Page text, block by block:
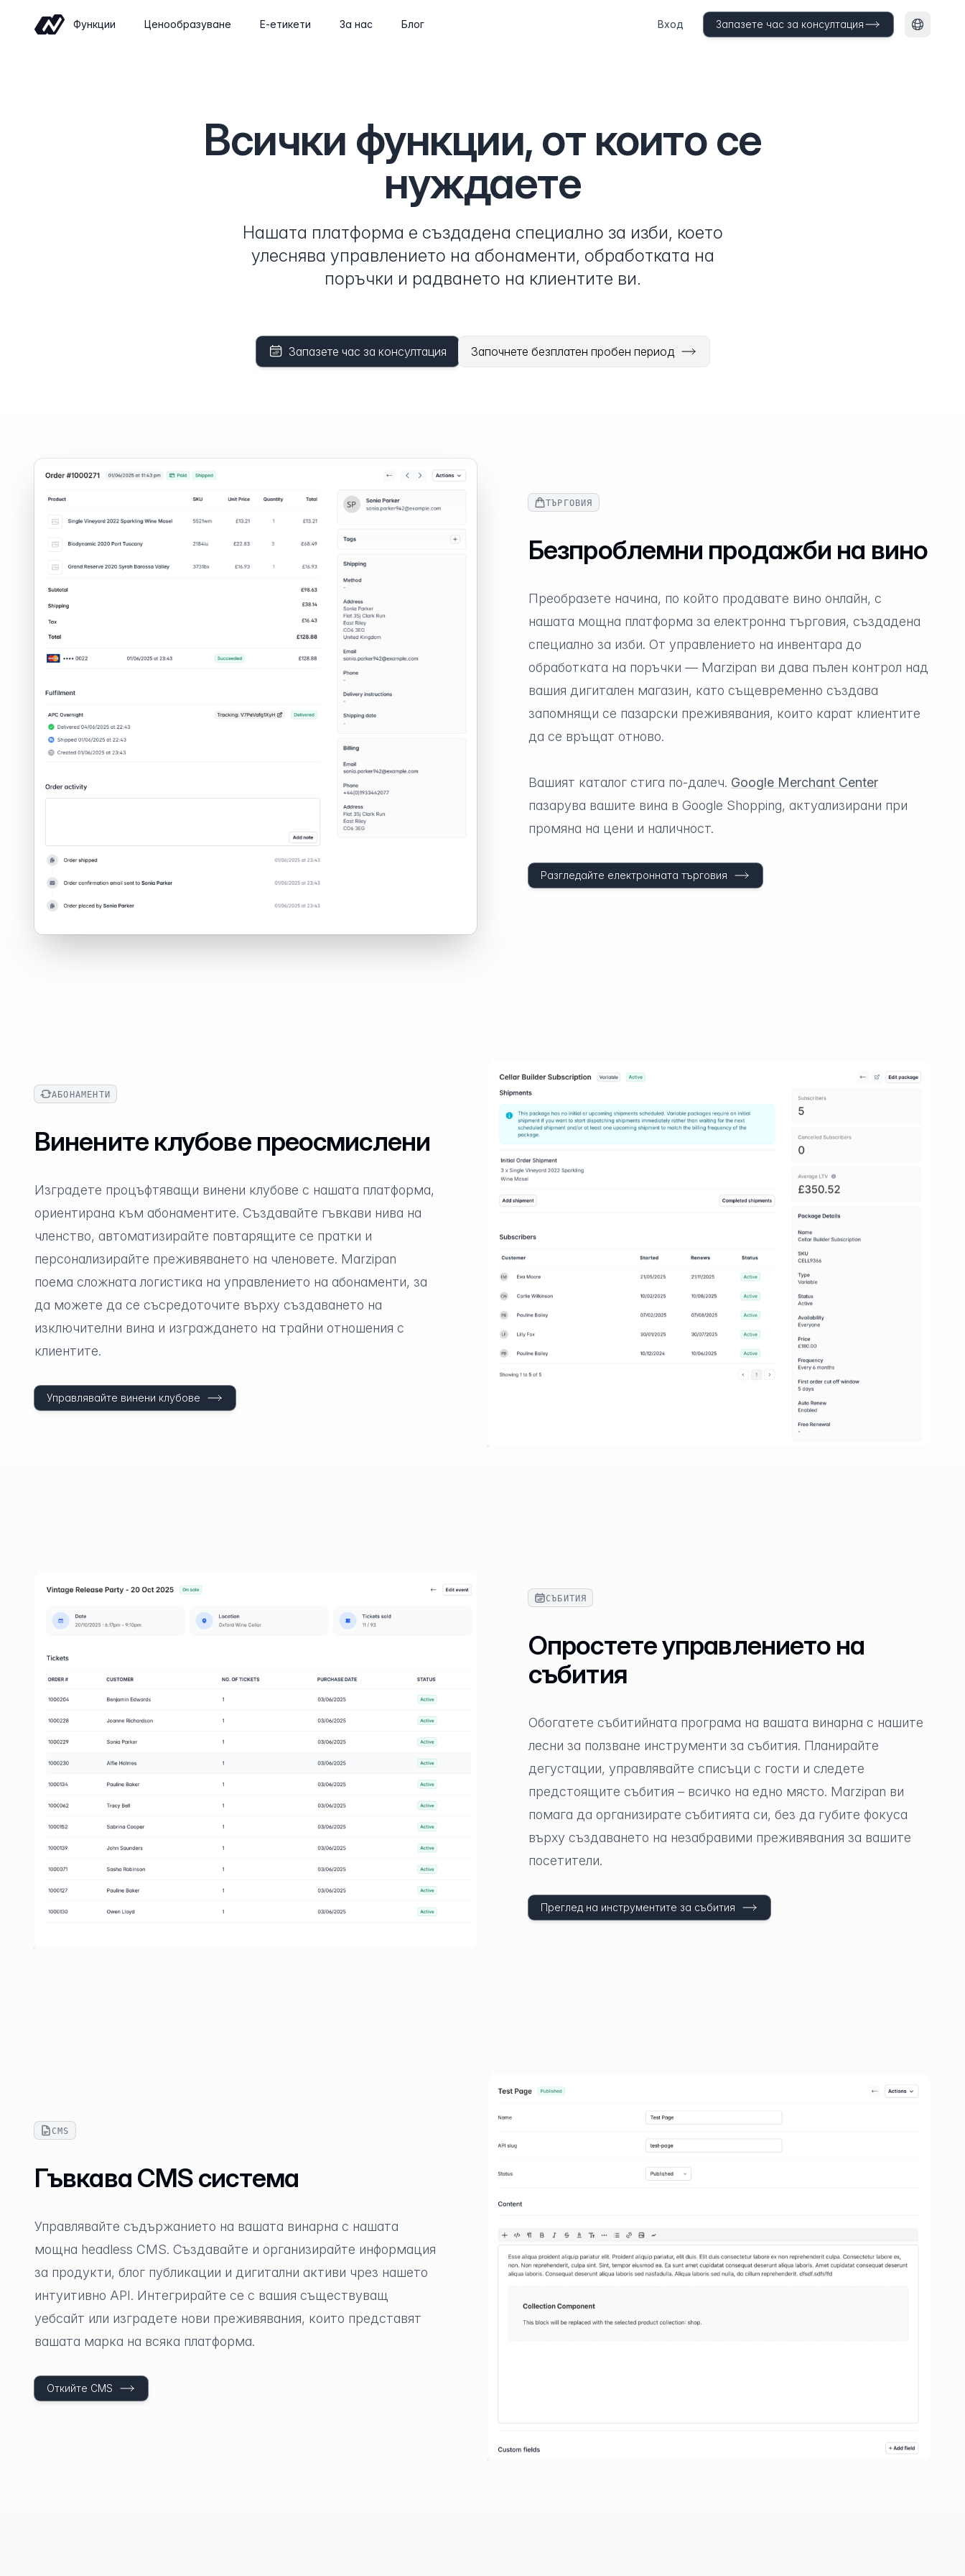
Функции
Sell tickets and manage tastings and
CMS
Build pages and a blog, or go headless
via the API
Revenue, retention and performance at
Integrate Marzipan in the way that suits
you
Ценообразуване Е-етикети За нас Блог Вход Запазете час за консултация Смяна
Всички функции, от които се
нуждаете
Нашата платформа е създадена специално за изби, което
улеснява управлението на абонаменти, обработката на
поръчки и радването на клиентите ви.
Запазете час за консултация Започнете безплатен пробен период
ТЪРГОВИЯ
Безпроблемни продажби на вино
Преобразете начина, по който продавате вино онлайн, с
нашата мощна платформа за електронна търговия, създадена
специално за изби. От управлението на инвентара до
обработката на поръчки — Marzipan ви дава пълен контрол над
вашия дигитален магазин, като същевременно създава
запомнящи се пазарски преживявания, които карат клиентите
да се връщат отново.
Вашият каталог стига по-далеч. Google Merchant Center
пазарува вашите вина в Google Shopping, актуализирани при
промяна на цени и наличност.
Разгледайте електронната търговия
АБОНАМЕНТИ
Винените клубове преосмислени
Изградете процъфтяващи винени клубове с нашата платформа,
ориентирана към абонаментите. Създавайте гъвкави нива на
членство, автоматизирайте повтарящите се пратки и
персонализирайте преживяването на членовете. Marzipan
поема сложната логистика на управлението на абонаменти, за
да можете да се съсредоточите върху създаването на
изключителни вина и изграждането на трайни отношения с
клиентите.
Управлявайте винени клубове
СЪБИТИЯ
Опростете управлението на
събития
Обогатете събитийната програма на вашата винарна с нашите
лесни за ползване инструменти за събития. Планирайте
дегустации, управлявайте списъци с гости и следете
предстоящите събития – всичко на едно място. Marzipan ви
помага да организирате събитията си, без да губите фокуса
върху създаването на незабравими преживявания за вашите
посетители.
Преглед на инструментите за събития
CMS
Гъвкава CMS система
Управлявайте съдържанието на вашата винарна с нашата
мощна headless CMS. Създавайте и организирайте информация
за продукти, блог публикации и дигитални активи чрез нашето
интуитивно API. Интегрирайте се с вашия съществуващ
уебсайт или изградете нови преживявания, които представят
вашата марка на всяка платформа.
Откийте CMS